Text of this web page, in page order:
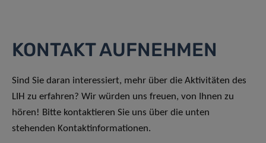
KONTAKT AUFNEHMEN
Sind Sie daran interessiert, mehr über die Aktivitäten des
LIH zu erfahren? Wir würden uns freuen, von Ihnen zu
hören! Bitte kontaktieren Sie uns über die unten
stehenden Kontaktinformationen.